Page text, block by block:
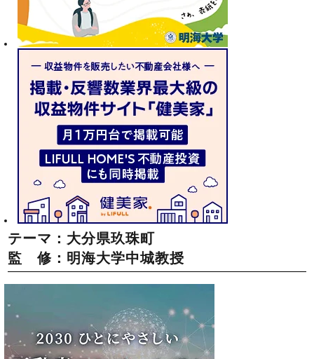
テーマ：大分県玖珠町
監 修：明海大学中城教授